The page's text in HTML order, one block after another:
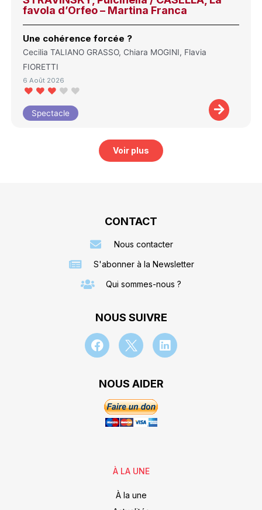
favola d’Orfeo – Martina Franca
Une cohérence forcée ?
Cecilia TALIANO GRASSO, Chiara MOGINI, Flavia
FIORETTI
6 Août 2026
Spectacle
Voir plus
CONTACT
Nous contacter
S'abonner à la Newsletter
Qui sommes-nous ?
NOUS SUIVRE
NOUS AIDER
À LA UNE
À la une